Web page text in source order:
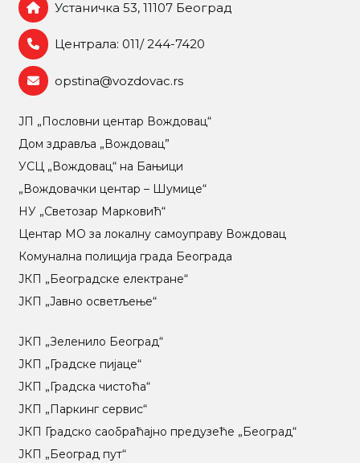
Устаничка 53, 11107 Београд
Централа: 011/ 244-7420
opstina@vozdovac.rs
ЈП „Пословни центар Вождовац“
Дом здравља „Вождовац”
УСЦ „Вождовац“ на Бањици
„Вождовачки центар – Шумице“
НУ „Светозар Марковић“
Центар МO за локалну самоуправу Вождовац
Комунална полиција града Београда
ЈКП „Београдске електране“
ЈКП „Јавно осветљење“
ЈКП „Зеленило Београд“
ЈКП „Градске пијаце“
ЈКП „Градска чистоћа“
ЈКП „Паркинг сервис“
ЈКП Градско саобраћајно предузеће „Београд“
ЈКП „Београд пут“